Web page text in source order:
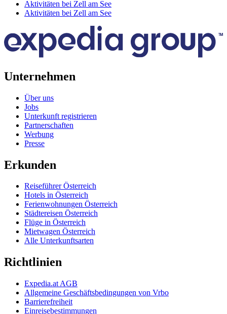
Aktivitäten bei Zell am See
Aktivitäten bei Zell am See
Unternehmen
Über uns
Jobs
Unterkunft registrieren
Partnerschaften
Werbung
Presse
Erkunden
Reiseführer Österreich
Hotels in Österreich
Ferienwohnungen Österreich
Städtereisen Österreich
Flüge in Österreich
Mietwagen Österreich
Alle Unterkunftsarten
Richtlinien
Expedia.at AGB
Allgemeine Geschäftsbedingungen von Vrbo
Barrierefreiheit
Einreisebestimmungen